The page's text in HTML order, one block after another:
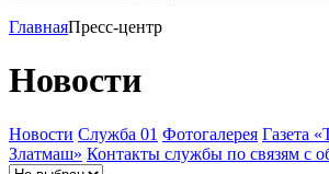
ГлавнаяПресс-центр
Новости
Новости Служба 01 Фотогалерея Газета
Златмаш» Контакты службы по связям с